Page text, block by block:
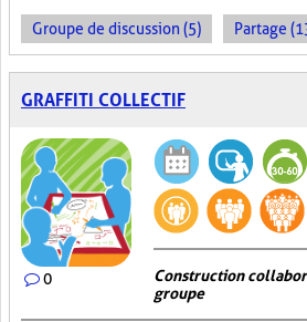
Groupe de discussion (5) Partage
GRAFFITI COLLECTIF
0
Construction
groupe